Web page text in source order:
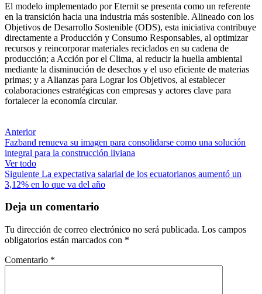
El modelo implementado por Eternit se presenta como un referente
en la transición hacia una industria más sostenible. Alineado con los
Objetivos de Desarrollo Sostenible (ODS), esta iniciativa contribuye
directamente a Producción y Consumo Responsables, al optimizar
recursos y reincorporar materiales reciclados en su cadena de
producción; a Acción por el Clima, al reducir la huella ambiental
mediante la disminución de desechos y el uso eficiente de materias
primas; y a Alianzas para Lograr los Objetivos, al establecer
colaboraciones estratégicas con empresas y actores clave para
fortalecer la economía circular.
Anterior
Fazband renueva su imagen para consolidarse como una solución
integral para la construcción liviana
Ver todo
Siguiente La expectativa salarial de los ecuatorianos aumentó un
3,12% en lo que va del año
Deja un comentario
Tu dirección de correo electrónico no será publicada. Los campos
obligatorios están marcados con *
Comentario *